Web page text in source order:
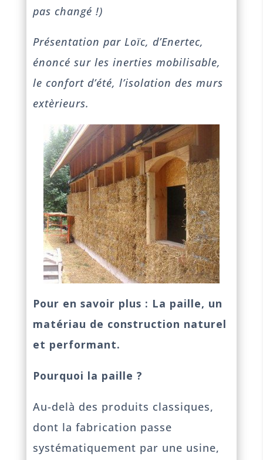
pas changé !)
Présentation par Loïc, d’Enertec,
énoncé sur les inerties mobilisable,
le confort d’été, l’isolation des murs
extèrieurs.
Pour en savoir plus : La paille, un
matériau de construction naturel
et performant.
Pourquoi la paille ?
Au-delà des produits classiques,
dont la fabrication passe
systématiquement par une usine,